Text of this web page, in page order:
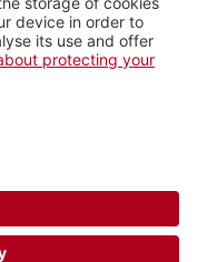
more_horiz